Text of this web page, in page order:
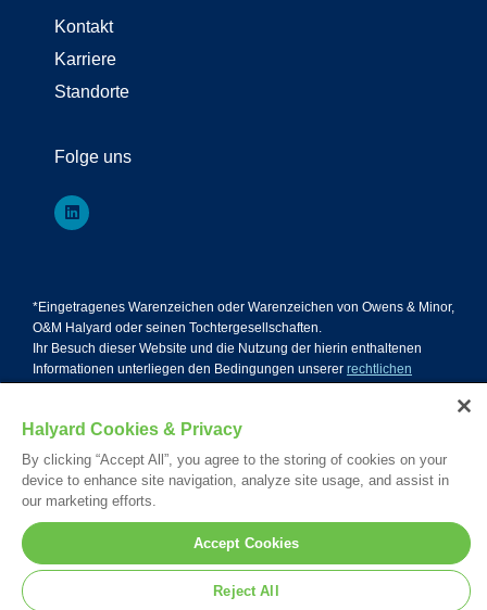
Kontakt
Karriere
Standorte
Folge uns
*Eingetragenes Warenzeichen oder Warenzeichen von Owens & Minor,
O&M Halyard oder seinen Tochtergesellschaften.
Ihr Besuch dieser Website und die Nutzung der hierin enthaltenen
Informationen unterliegen den Bedingungen unserer rechtlichen
Nederlands English
Français
Halyard Cookies & Privacy
By clicking “Accept All”, you agree to the storing of cookies on your
device to enhance site navigation, analyze site usage, and assist in
our marketing efforts.
Accept Cookies
Reject All